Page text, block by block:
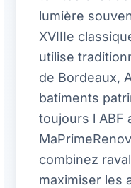
lumière
XVIIIe
utilise
de Bordeaux,
batiments
toujours l ABF
combinez
maximiser les